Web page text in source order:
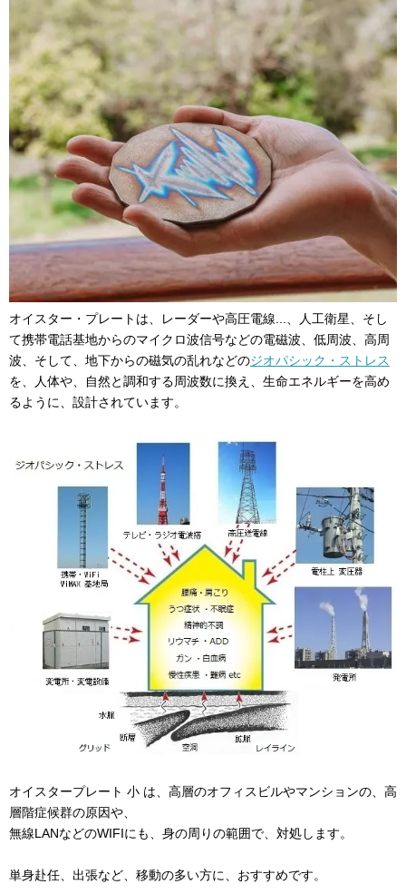
オイスター・プレートは、レーダーや高圧電線...、人工衛星、そし
て携帯電話基地からのマイクロ波信号などの電磁波、低周波、高周
波、そして、地下からの磁気の乱れなどのジオパシック・ストレス
を、人体や、自然と調和する周波数に換え、生命エネルギーを高め
るように、設計されています。
オイスタープレート 小 は、高層のオフィスビルやマンションの、高
層階症候群の原因や、
無線LANなどのWIFIにも、身の周りの範囲で、対処します。
単身赴任、出張など、移動の多い方に、おすすめです。